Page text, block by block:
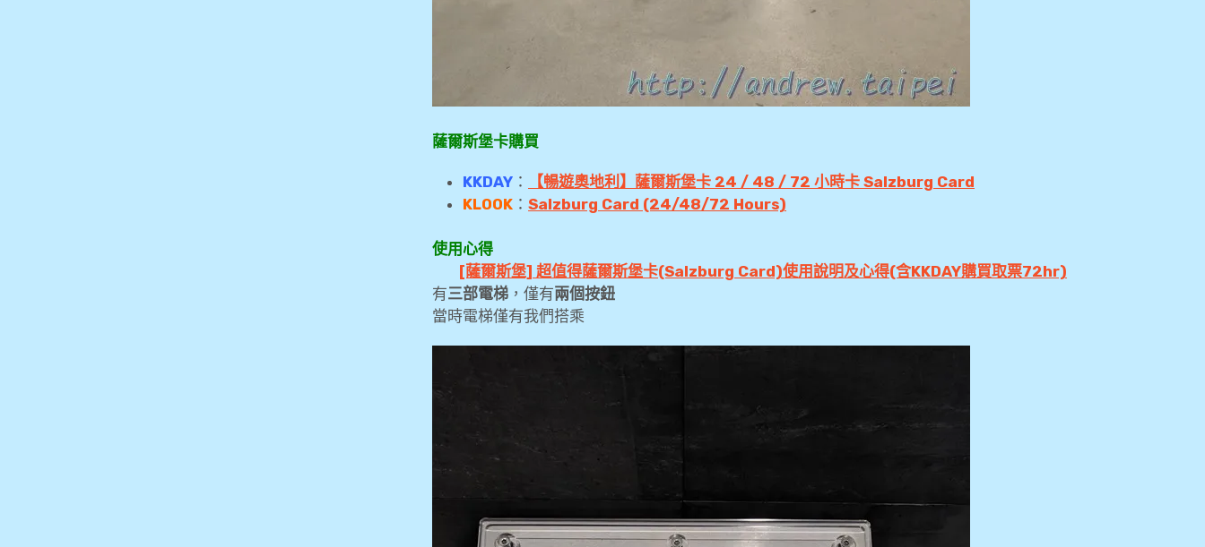
薩爾斯堡卡購買
KKDAY ：
【暢遊奧地利】薩爾斯堡卡 24 / 48 / 72 小時卡 Salzburg Card
KLOOK ：Salzburg Card (24/48/72 Hours)
使用心得
[薩爾斯堡] 超值得薩爾斯堡卡(Salzburg Card)使用說明及心得(含KKDAY購買取票72hr)
有三部電梯 ，僅有兩個按鈕
當時電梯僅有我們搭乘